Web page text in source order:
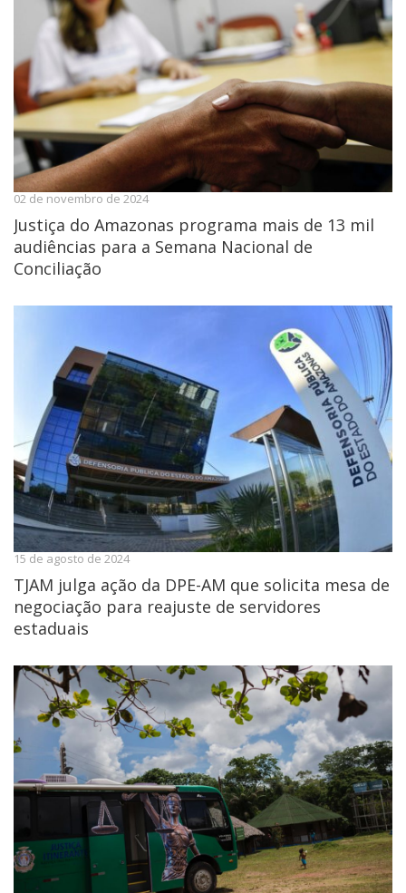
02 de novembro de 2024
Justiça do Amazonas programa mais de 13 mil
audiências para a Semana Nacional de
Conciliação
15 de agosto de 2024
TJAM julga ação da DPE-AM que solicita mesa de
negociação para reajuste de servidores
estaduais